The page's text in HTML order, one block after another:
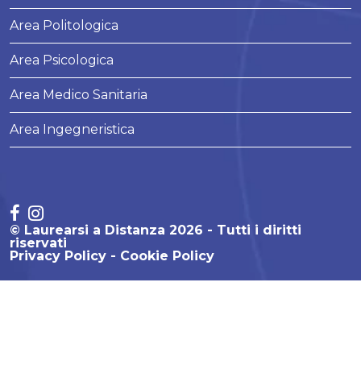
Area Politologica
Area Psicologica
Area Medico Sanitaria
Area Ingegneristica
© Laurearsi a Distanza 2026 - Tutti i diritti
riservati
Privacy Policy
Cookie Policy